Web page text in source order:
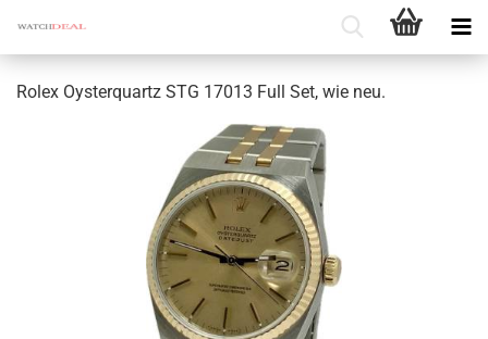
Rolex Oyster­quartz STG 17013 Full Set, wie neu.